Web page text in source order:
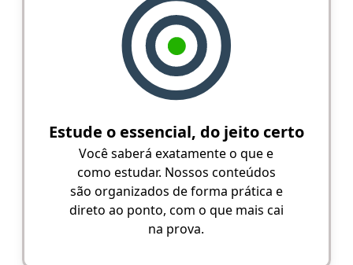
Estude o essencial, do jeito certo
Você saberá exatamente o que e
como estudar. Nossos conteúdos
são organizados de forma prática e
direto ao ponto, com o que mais cai
na prova.